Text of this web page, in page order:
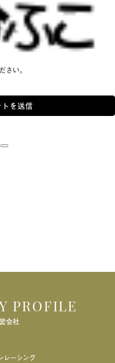
さい。
検
PROFILE
会社
レーシング